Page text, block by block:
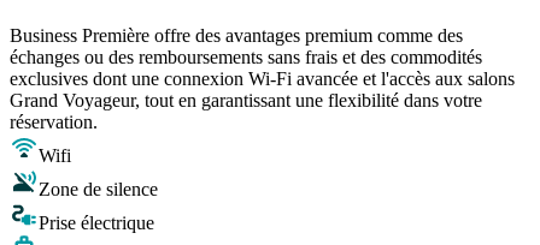
Business Première offre des avantages premium comme des
échanges ou des remboursements sans frais et des commodités
exclusives dont une connexion Wi-Fi avancée et l'accès aux salons
Grand Voyageur, tout en garantissant une flexibilité dans votre
réservation.
Wifi
Zone de silence
Prise électrique